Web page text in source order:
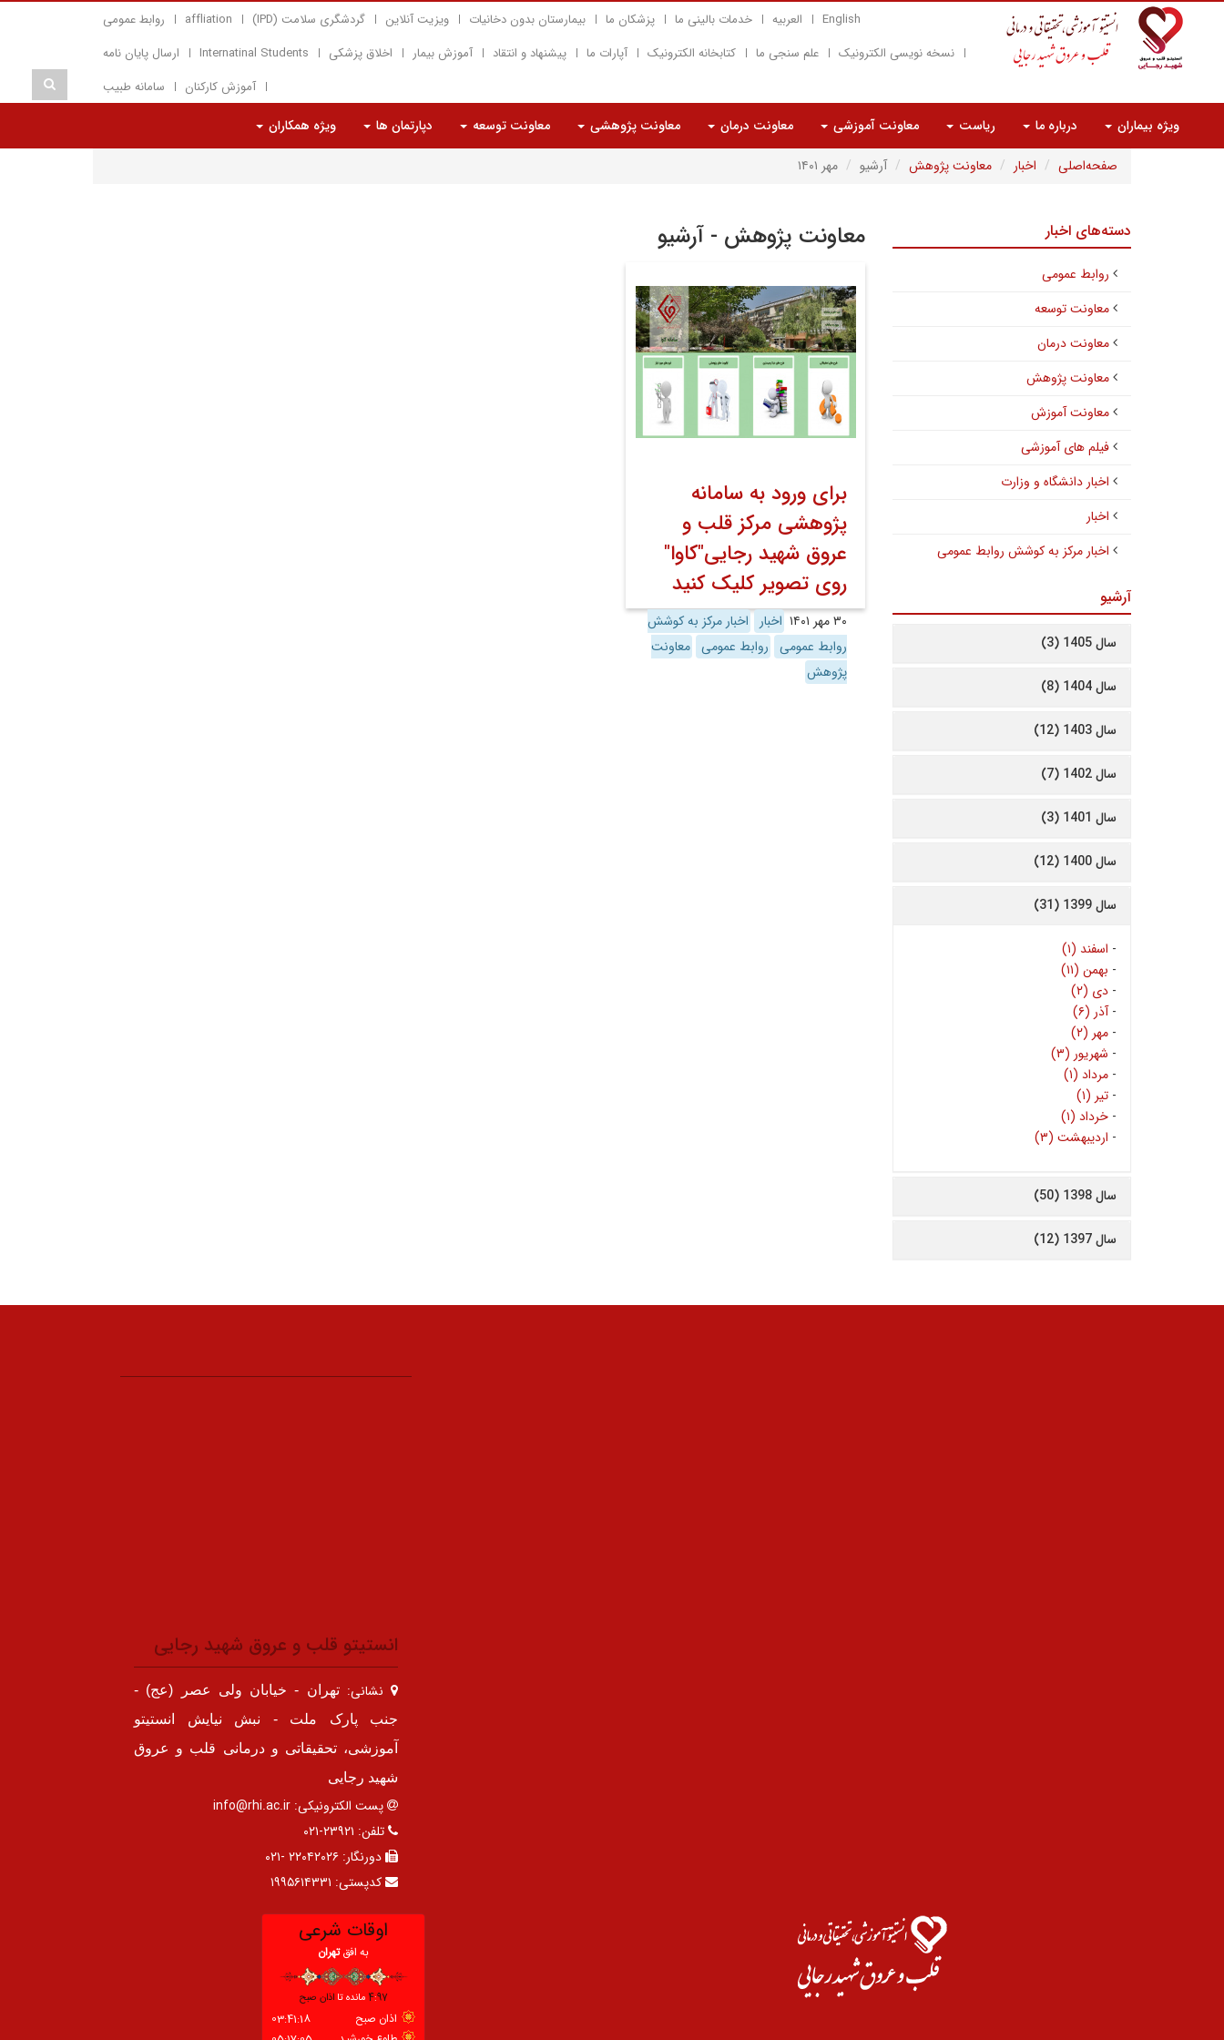
English العربیه خدمات بالینی ما پزشکان ما بیمارستان بدون دخانیات ویزیت آنلاین گردشگری سلامت (IPD) affliation
روابط عمومی
نسخه نویسی الکترونیک
علم سنجی ما کتابخانه الکترونیک آپارات ما پیشنهاد و انتقاد آموزش بیمار اخلاق پزشکی Internatinal Students
ارسال پایان نامه
آموزش کارکنان
سامانه طبیب
ویژه بیماران درباره ما ریاست معاونت آموزشی معاونت درمان معاونت پژوهشی معاونت توسعه دپارتمان ها
ویژه همکاران
صفحه‌اصلی
اخبار معاونت پژوهش آرشیو مهر ۱۴۰۱
معاونت پژوهش - آرشیو
برای ورود به سامانه
پژوهشی مرکز قلب و
عروق شهید رجایی"کاوا"
روی تصویر کلیک کنید
۳۰ مهر ۱۴۰۱ اخبار
اخبار مرکز به کوشش
روابط عمومی روابط عمومی معاونت
پژوهش
دسته‌های اخبار
روابط عمومی
معاونت توسعه
معاونت درمان
معاونت پژوهش
معاونت آموزش
فیلم های آموزشی
اخبار دانشگاه و وزارت
اخبار
اخبار مرکز به کوشش روابط عمومی
آرشیو
سال 1405 (3)
سال 1404 (8)
سال 1403 (12)
سال 1402 (7)
سال 1401 (3)
سال 1400 (12)
سال 1399 (31)
- اسفند (۱)
- بهمن (۱۱)
- دی (۲)
-آذر (۶)
- مهر (۲)
- شهریور (۳)
- مرداد (۱)
- تیر (۱)
- خرداد (۱)
- اردیبهشت (۳)
سال 1398 (50)
سال 1397 (12)
انستیتو قلب و عروق شهید رجایی
نشانی:تهران - خیابان ولی عصر (عج) -
جنب پارک ملت - نبش نیایش انستیتو
آموزشی، تحقیقاتی و درمانی قلب و عروق
شهید رجایی
پست الکترونیکی: info@rhi.ac.ir
تلفن: ۲۳۹۲۱-۰۲۱
دورنگار: ۲۲۰۴۲۰۲۶ -۰۲۱
کدپستی: ۱۹۹۵۶۱۴۳۳۱